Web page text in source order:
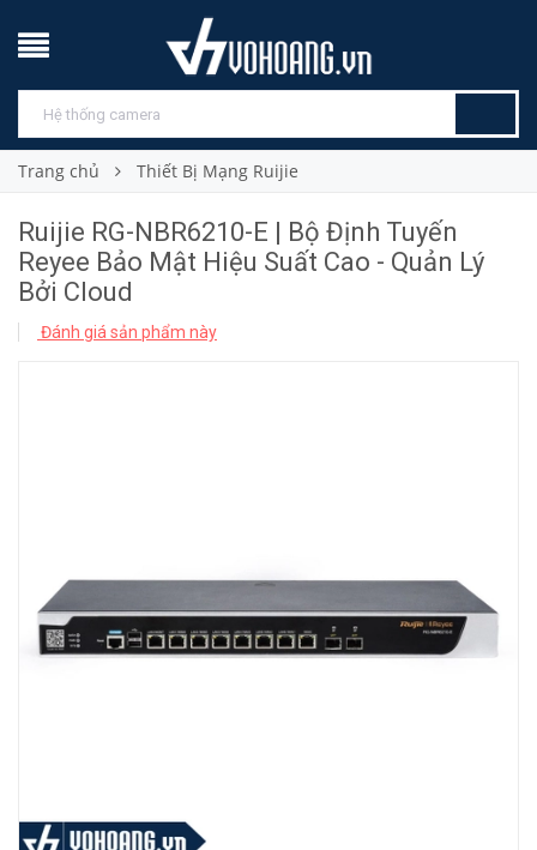
Trang chủ Thiết Bị Mạng Ruijie
Ruijie RG-NBR6210-E | Bộ Định Tuyến
Reyee Bảo Mật Hiệu Suất Cao - Quản Lý
Bởi Cloud
Đánh giá sản phẩm này